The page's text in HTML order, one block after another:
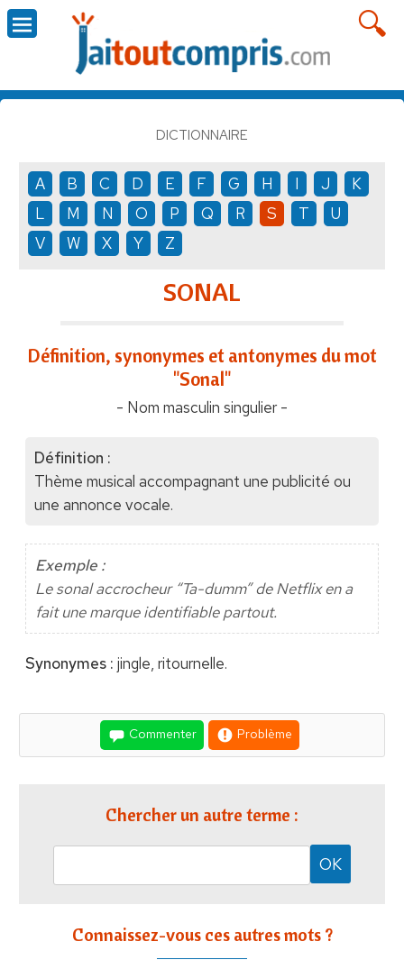
DICTIONNAIRE
A B C D E F G H I J
K
L
M N O P Q R S T
U
V
W X Y Z
SONAL
Définition, synonymes et antonymes du mot
"Sonal"
- Nom masculin singulier -
Définition :
Thème musical accompagnant une publicité ou
une annonce vocale.
Exemple :
Le sonal accrocheur “Ta-dumm” de Netflix en a
fait une marque identifiable partout.
Synonymes : jingle, ritournelle.
Commenter Problème
Chercher un autre terme :
Connaissez-vous ces autres mots ?